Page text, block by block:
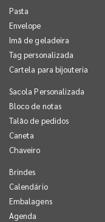
Pasta
Envelope
Imã de geladeira
Tag personalizada
Cartela para bijouteria
Sacola Personalizada
Bloco de notas
Talão de pedidos
Caneta
Chaveiro
Brindes
Calendário
Embalagens
Agenda